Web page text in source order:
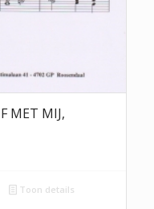
MET MIJ,
Toon details